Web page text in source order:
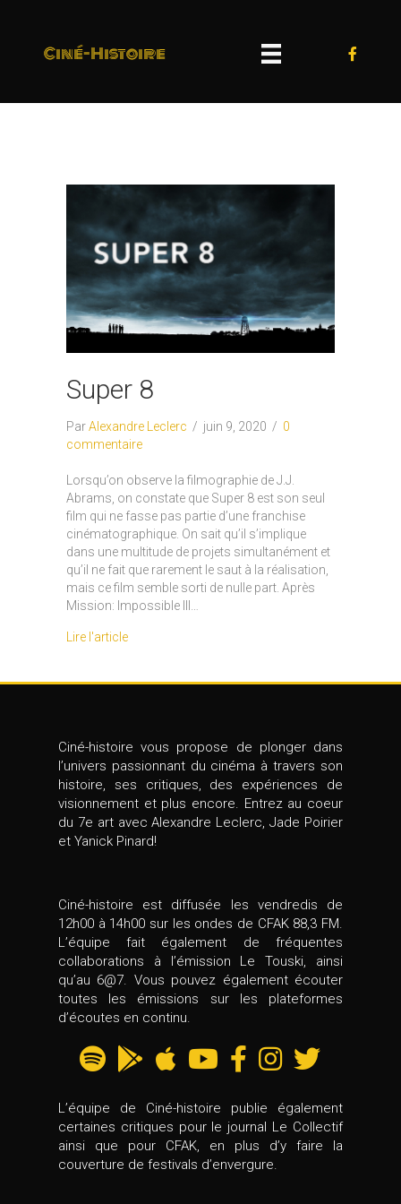
Ciné-Histoire
Super 8
ParAlexandre Leclerc / juin 9, 2020 / 0
commentaire
Lorsqu’on observe la filmographie de J.J.
Abrams, on constate que Super 8 est son seul
film qui ne fasse pas partie d’une franchise
cinématographique. On sait qu’il s’implique
dans une multitude de projets simultanément et
qu’il ne fait que rarement le saut à la réalisation,
mais ce film semble sorti de nulle part. Après
Mission: Impossible III…
Lire l'article
Ciné-histoire vous propose de plonger dans
l’univers passionnant du cinéma à travers son
histoire, ses critiques, des expériences de
visionnement et plus encore. Entrez au coeur
du 7e art avec Alexandre Leclerc, Jade Poirier
et Yanick Pinard!
Ciné-histoire est diffusée les vendredis de
12h00 à 14h00 sur les ondes de CFAK 88,3 FM.
L’équipe fait également de fréquentes
collaborations à l’émission Le Touski, ainsi
qu’au 6@7. Vous pouvez également écouter
toutes les émissions sur les plateformes
d’écoutes en continu.
L’équipe de Ciné-histoire publie également
certaines critiques pour le journal Le Collectif
ainsi que pour CFAK, en plus d’y faire la
couverture de festivals d’envergure.